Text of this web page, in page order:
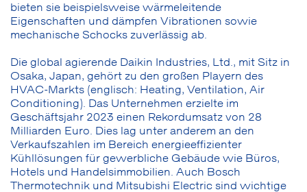
bieten sie beispielsweise wärmeleitende
Eigenschaften und dämpfen Vibrationen sowie
mechanische Schocks zuverlässig ab.
Die global agierende Daikin Industries, Ltd., mit Sitz in
Osaka, Japan, gehört zu den großen Playern des
HVAC-Markts (englisch: Heating, Ventilation, Air
Conditioning). Das Unternehmen erzielte im
Geschäftsjahr 2023 einen Rekordumsatz von 28
Milliarden Euro. Dies lag unter anderem an den
Verkaufszahlen im Bereich energieeffizienter
Kühllösungen für gewerbliche Gebäude wie Büros,
Hotels und Handelsimmobilien. Auch Bosch
Thermotechnik und Mitsubishi Electric sind wichtige